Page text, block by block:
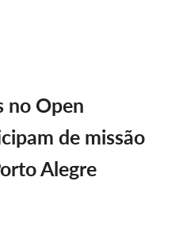
no Open
de missão
Alegre